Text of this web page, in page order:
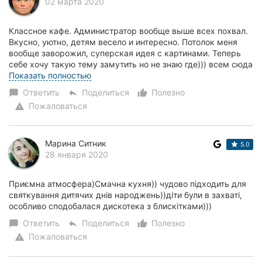
Классное кафе. Администратор вообще выше всех похвал.
Вкусно, уютно, детям весело и интересно. Потолок меня
вообще заворожил, суперская идея с картинами. Теперь
себе хочу такую тему замутить но не знаю где))) всем сюда
отмечать детские праздники!!! Р...
Показать полностью
chat_bubble Ответить reply Поделиться thumb_up_alt
Полезно
warning Пожаловаться
Марина Ситник
28 января 2020
5.0
Приємна атмосфера)Смачна кухня)) чудово підходить для
святкування дитячих днів народжень))діти були в захваті,
особливо сподобалася дискотека з блискітками)))
chat_bubble Ответить reply Поделиться thumb_up_alt
Полезно
warning Пожаловаться